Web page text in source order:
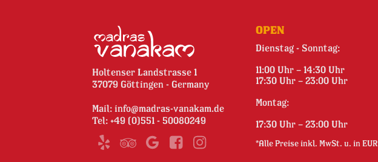
Holtenser Landstrasse 1
37079 Göttingen - Germany
Mail: info@madras-vanakam.de
Tel: +49 (0)551 - 50080249
OPEN
Dienstag - Sonntag:
11:00 Uhr – 14:30 Uhr
17:30 Uhr – 23:00 Uhr
Montag:
17:30 Uhr – 23:00 Uhr
*Alle Preise inkl. MwSt. u. in EUR